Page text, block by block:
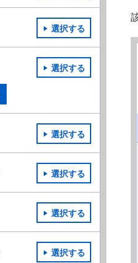
選択する
選択する
選択する
選択する
選択する
選択する